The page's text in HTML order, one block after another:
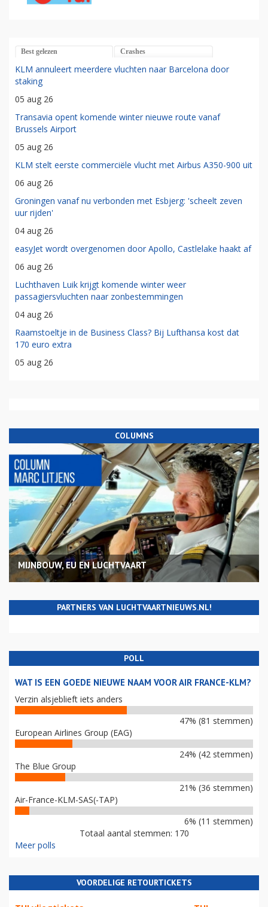
Best gelezen Crashes
KLM annuleert meerdere vluchten naar Barcelona door
staking
05 aug 26
Transavia opent komende winter nieuwe route vanaf
Brussels Airport
05 aug 26
KLM stelt eerste commerciële vlucht met Airbus A350-900 uit
06 aug 26
Groningen vanaf nu verbonden met Esbjerg: 'scheelt zeven
uur rijden'
04 aug 26
easyJet wordt overgenomen door Apollo, Castlelake haakt af
06 aug 26
Luchthaven Luik krijgt komende winter weer
passagiersvluchten naar zonbestemmingen
04 aug 26
Raamstoeltje in de Business Class? Bij Lufthansa kost dat
170 euro extra
05 aug 26
COLUMNS
MIJNBOUW, EU EN LUCHTVAART
PARTNERS VAN LUCHTVAARTNIEUWS.NL!
POLL
WAT IS EEN GOEDE NIEUWE NAAM VOOR AIR FRANCE-KLM?
Verzin alsjeblieft iets anders
47% (81 stemmen)
European Airlines Group (EAG)
24% (42 stemmen)
The Blue Group
21% (36 stemmen)
Air-France-KLM-SAS(-TAP)
6% (11 stemmen)
Totaal aantal stemmen: 170
Meer polls
VOORDELIGE RETOURTICKETS